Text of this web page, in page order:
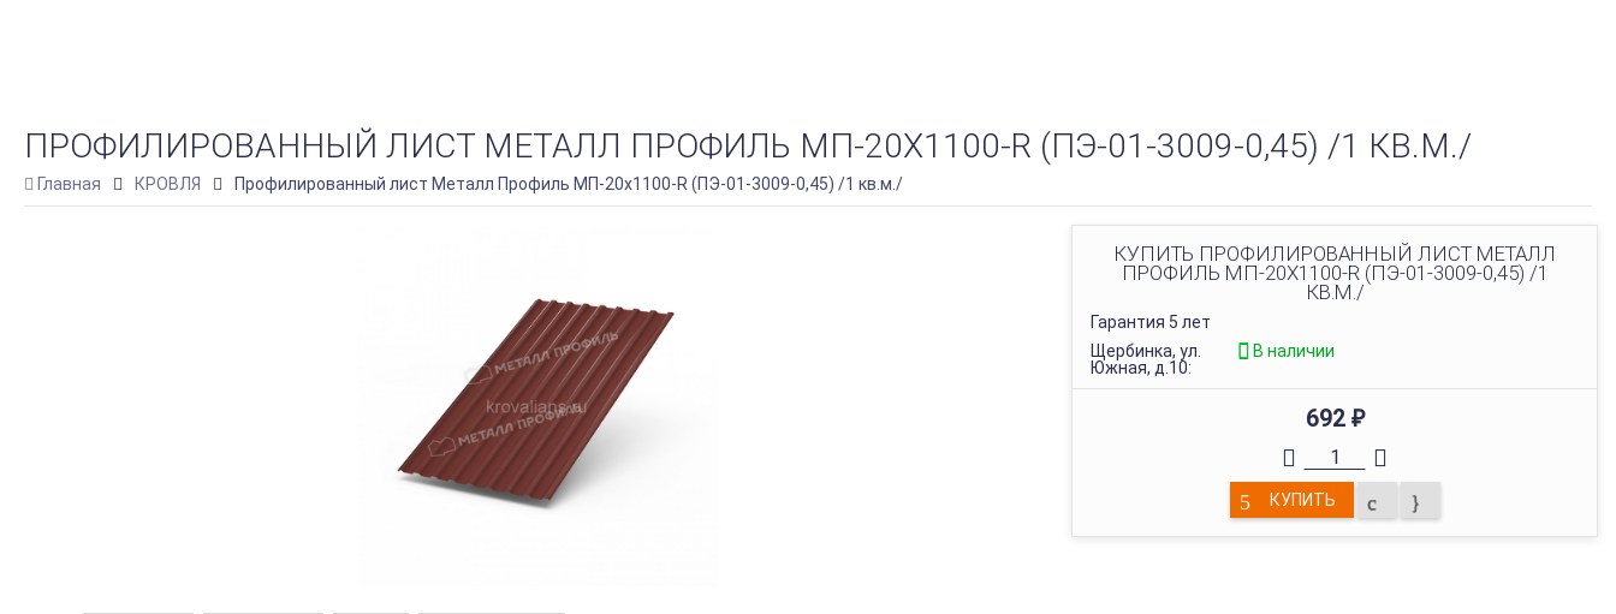
ПРОФИЛИРОВАННЫЙ ЛИСТ МЕТАЛЛ ПРОФИЛЬ МП-20Х1100-R (ПЭ-01-3009-0,45) /1 КВ.М./
Главная КРОВЛЯ Профилированный лист Металл Профиль МП-20х1100-R (ПЭ-01-3009-0,45) /1 кв.м./
КУПИТЬ ПРОФИЛИРОВАННЫЙ ЛИСТ МЕТАЛЛ
ПРОФИЛЬ МП-20Х1100-R (ПЭ-01-3009-0,45) /1
КВ.М./
Гарантия 5 лет
Щербинка, ул.
Южная, д.10:
В наличии
692 ₽
КУПИТЬ